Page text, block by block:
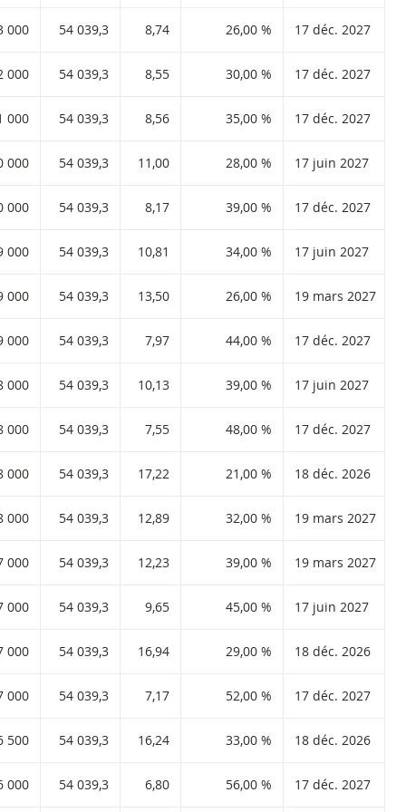
ISIN :
000 54 039,3 8,74 26,00 % 17 déc. 2027
ISIN :
000 54 039,3 8,55 30,00 % 17 déc. 2027
ISIN :
000 54 039,3 8,56 35,00 % 17 déc. 2027
ISIN :
000 54 039,3 11,00 28,00 % 17 juin 2027
ISIN :
000 54 039,3 8,17 39,00 % 17 déc. 2027
ISIN :
000 54 039,3 10,81 34,00 % 17 juin 2027
ISIN :
000 54 039,3 13,50 26,00 % 19 mars 2027
ISIN :
000 54 039,3 7,97 44,00 % 17 déc. 2027
ISIN :
000 54 039,3 10,13 39,00 % 17 juin 2027
ISIN :
000 54 039,3 7,55 48,00 % 17 déc. 2027
ISIN :
000 54 039,3 17,22 21,00 % 18 déc. 2026
ISIN :
000 54 039,3 12,89 32,00 % 19 mars 2027
ISIN :
000 54 039,3 12,23 39,00 % 19 mars 2027
ISIN :
000 54 039,3 9,65 45,00 % 17 juin 2027
ISIN :
000 54 039,3 16,94 29,00 % 18 déc. 2026
ISIN :
000 54 039,3 7,17 52,00 % 17 déc. 2027
ISIN :
500 54 039,3 16,24 33,00 % 18 déc. 2026
ISIN :
000 54 039,3 6,80 56,00 % 17 déc. 2027